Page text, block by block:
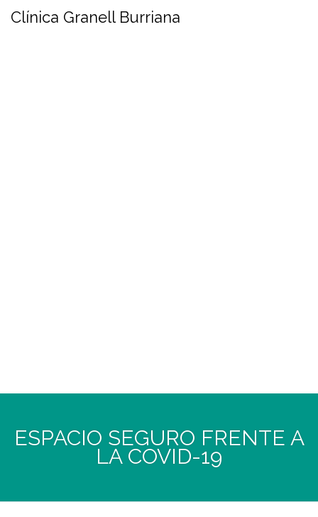
Clínica Granell Burriana
ESPACIO SEGURO FRENTE A
LA COVID-19